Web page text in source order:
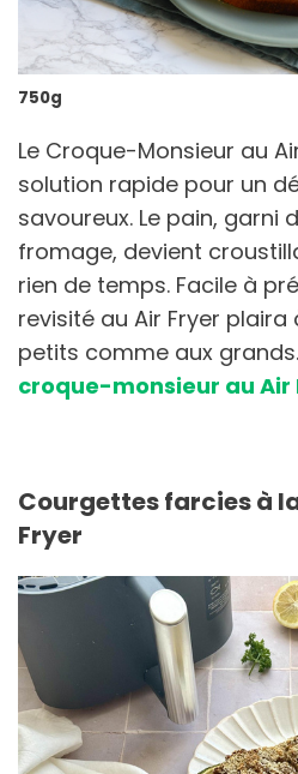
750g
Le Croque-Monsieur au
solution rapide pour un
savoureux. Le pain, garni
fromage, devient
rien de temps. Facile à
revisité au Air Fryer plaira
petits comme aux grands.
croque-monsieur au Air
Courgettes farcies à
Fryer